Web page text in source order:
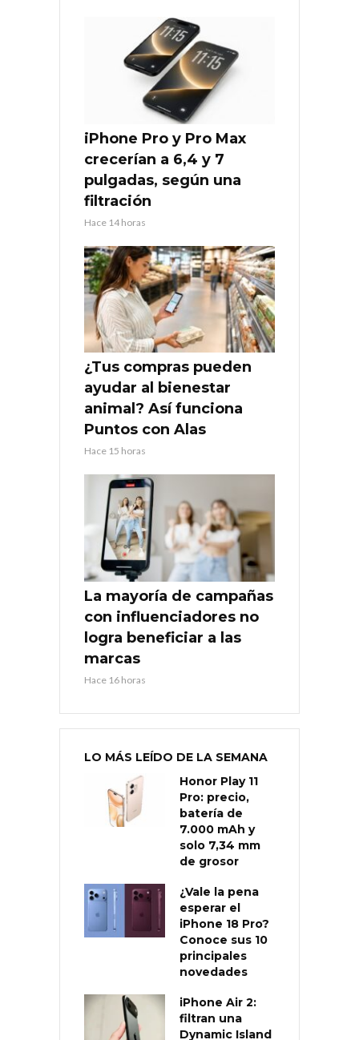
iPhone Pro y Pro Max
crecerían a 6,4 y 7
pulgadas, según una
filtración
Hace 14 horas
¿Tus compras pueden
ayudar al bienestar
animal? Así funciona
Puntos con Alas
Hace 15 horas
La mayoría de campañas
con influenciadores no
logra beneficiar a las
marcas
Hace 16 horas
LO MÁS LEÍDO DE LA SEMANA
Honor Play 11
Pro: precio,
batería de
7.000 mAh y
solo 7,34 mm
de grosor
¿Vale la pena
esperar el
iPhone 18 Pro?
Conoce sus 10
principales
novedades
iPhone Air 2:
filtran una
Dynamic Island